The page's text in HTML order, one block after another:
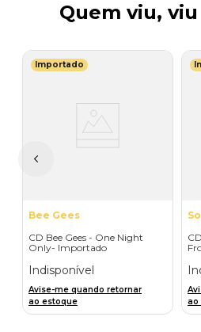
Quem viu,
Importado
Bee Gees
CD Bee Gees - One Night
Only- Importado
Indisponível
Avise-me quando retornar
ao estoque
ao